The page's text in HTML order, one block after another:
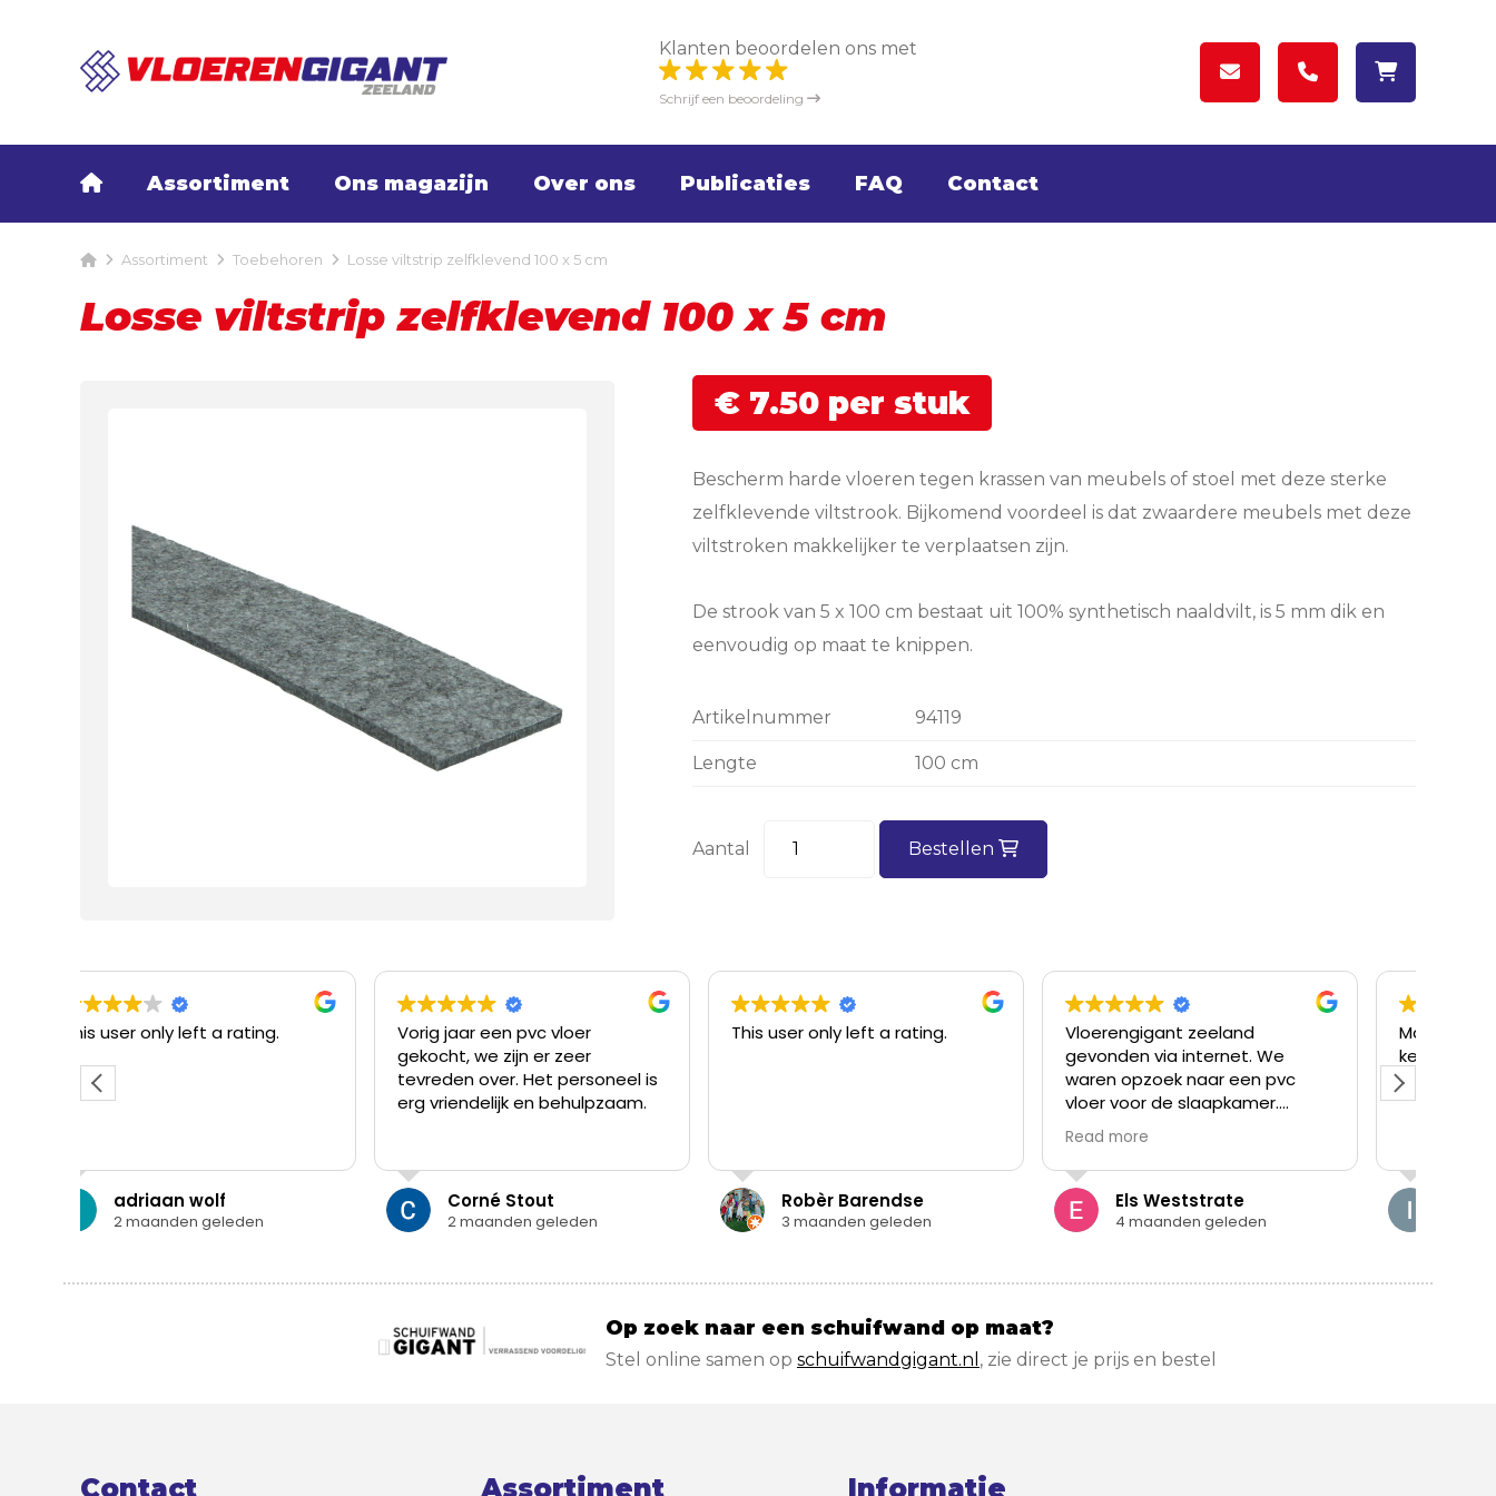
Klanten beoordelen ons met
Schrijf een beoordeling
Assortiment Ons magazijn Over ons Publicaties FAQ Contact
Assortiment Toebehoren Losse viltstrip zelfklevend 100 x 5 cm
Losse viltstrip zelfklevend 100 x 5 cm
€ 7.50 per stuk
Bescherm harde vloeren tegen krassen van meubels of stoel met deze sterke
zelfklevende viltstrook. Bijkomend voordeel is dat zwaardere meubels met deze
viltstroken makkelijker te verplaatsen zijn.
De strook van 5 x 100 cm bestaat uit 100% synthetisch naaldvilt, is 5 mm dik en
eenvoudig op maat te knippen.
Artikelnummer 94119
Lengte 100 cm
Aantal Bestellen
a rating.
Vorig jaar een pvc vloer
gekocht, we zijn er zeer
tevreden over. Het personeel is
erg vriendelijk en behulpzaam.
2 maanden geleden
This user only left a rating.
Robèr Barendse
3 maanden geleden
Vloerengigant zeeland
gevonden via internet. We
waren opzoek naar een pvc
vloer voor de slaapkamer.
Zonder afspraak binnengelopen.
Ruim aanbod van verschillende
vloeren, goed advies op onze
vragen, voldoende voorraad om
de gewenste vloer mee te
slaapkamer nog een keer
4 maanden geleden
Makkelijk tevreden. En ruime
keuze aan vloeren.
5 maanden geleden
Op zoek naar een schuifwand op maat?
Stel online samen op schuifwandgigant.nl , zie direct je prijs en bestel
Contact Assortiment Informatie